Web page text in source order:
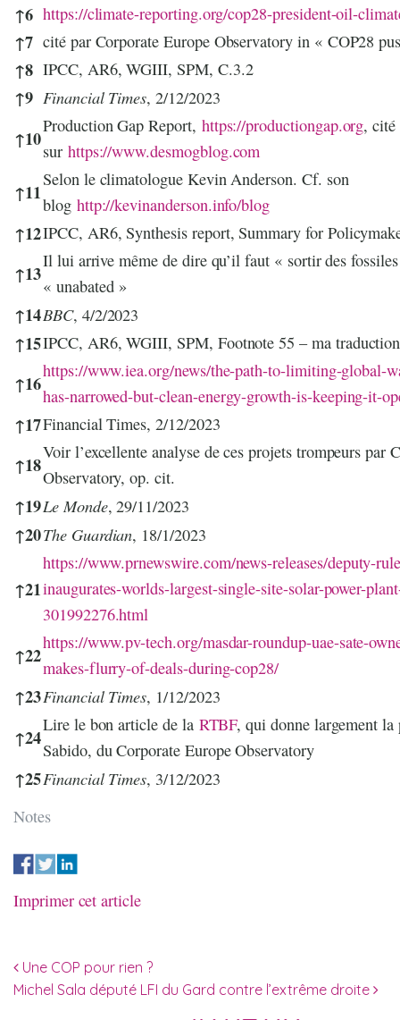
Notes
↑6 https://climate-reporting.org/cop28-president-oil-
↑7 cité par Corporate Europe Observatory in « COP28
↑8 IPCC, AR6, WGIII, SPM, C.3.2
↑9 Financial Times, 2/12/2023
↑10
Production Gap Report, https://productiongap.org, cité
sur https://www.desmogblog.com
↑11
Selon le climatologue Kevin Anderson. Cf. son
blog http://kevinanderson.info/blog
↑12IPCC, AR6, Synthesis report, Summary for
↑13
Il lui arrive même de dire qu’il faut « sortir des
« unabated »
↑14BBC, 4/2/2023
↑15IPCC, AR6, WGIII, SPM, Footnote 55 – ma traduction
↑16
https://www.iea.org/news/the-path-to-limiting-global-
has-narrowed-but-clean-energy-growth-is-keeping-it-
↑17Financial Times, 2/12/2023
↑18
Voir l’excellente analyse de ces projets trompeurs par
Observatory, op. cit.
↑19Le Monde, 29/11/2023
↑20The Guardian, 18/1/2023
↑21
https://www.prnewswire.com/news-releases/deputy-
inaugurates-worlds-largest-single-site-solar-power-
301992276.html
↑22
https://www.pv-tech.org/masdar-roundup-uae-sate-
makes-flurry-of-deals-during-cop28/
↑23Financial Times, 1/12/2023
↑24
Lire le bon article de la RTBF, qui donne largement la
Sabido, du Corporate Europe Observatory
↑25Financial Times, 3/12/2023
Imprimer cet article
Navigation des articles
Une COP pour rien ?
Michel Sala député LFI du Gard contre l’extrême droite